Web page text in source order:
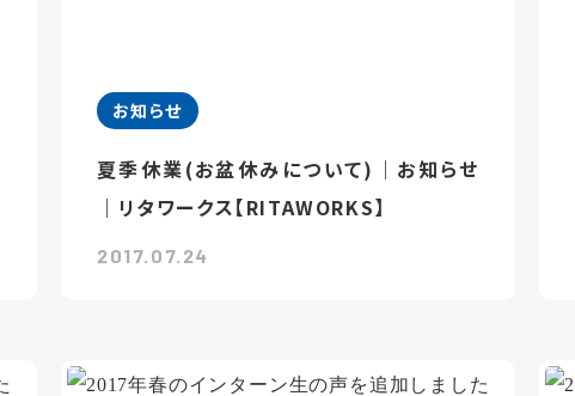
お知らせ
夏季休業(お盆休みについて)｜お知らせ
｜リタワークス【RITAWORKS】
2017.07.24